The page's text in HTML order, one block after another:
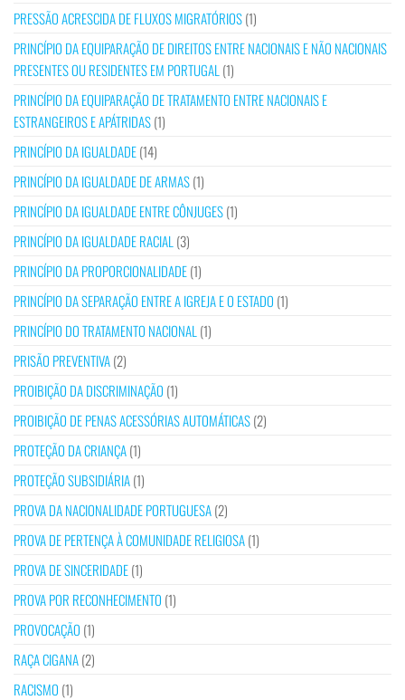
PRESSÃO ACRESCIDA DE FLUXOS MIGRATÓRIOS(1)
PRINCÍPIO DA EQUIPARAÇÃO DE DIREITOS ENTRE NACIONAIS E NÃO NACIONAIS
PRESENTES OU RESIDENTES EM PORTUGAL(1)
PRINCÍPIO DA EQUIPARAÇÃO DE TRATAMENTO ENTRE NACIONAIS E
ESTRANGEIROS E APÁTRIDAS(1)
PRINCÍPIO DA IGUALDADE(14)
PRINCÍPIO DA IGUALDADE DE ARMAS(1)
PRINCÍPIO DA IGUALDADE ENTRE CÔNJUGES(1)
PRINCÍPIO DA IGUALDADE RACIAL(3)
PRINCÍPIO DA PROPORCIONALIDADE(1)
PRINCÍPIO DA SEPARAÇÃO ENTRE A IGREJA E O ESTADO (1)
PRINCÍPIO DO TRATAMENTO NACIONAL(1)
PRISÃO PREVENTIVA(2)
PROIBIÇÃO DA DISCRIMINAÇÃO (1)
PROIBIÇÃO DE PENAS ACESSÓRIAS AUTOMÁTICAS(2)
PROTEÇÃO DA CRIANÇA(1)
PROTEÇÃO SUBSIDIÁRIA(1)
PROVA DA NACIONALIDADE PORTUGUESA(2)
PROVA DE PERTENÇA À COMUNIDADE RELIGIOSA(1)
PROVA DE SINCERIDADE(1)
PROVA POR RECONHECIMENTO (1)
PROVOCAÇÃO (1)
RAÇA CIGANA(2)
RACISMO (1)